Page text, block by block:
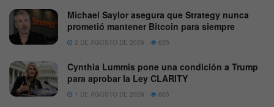
Michael Saylor asegura que Strategy nunca
prometió mantener Bitcoin para siempre
2 DE AGOSTO DE 2026 625
Cynthia Lummis pone una condición a Trump
para aprobar la Ley CLARITY
1 DE AGOSTO DE 2026 665